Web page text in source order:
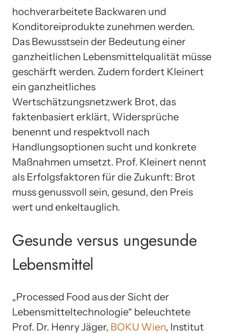
hochverarbeitete Backwaren und
Konditoreiprodukte zunehmen werden.
Das Bewusstsein der Bedeutung einer
ganzheitlichen Lebensmittelqualität müsse
geschärft werden. Zudem fordert Kleinert
ein ganzheitliches
Wertschätzungsnetzwerk Brot, das
faktenbasiert erklärt, Widersprüche
benennt und respektvoll nach
Handlungsoptionen sucht und konkrete
Maßnahmen umsetzt. Prof. Kleinert nennt
als Erfolgsfaktoren für die Zukunft: Brot
muss genussvoll sein, gesund, den Preis
wert und enkeltauglich.
Gesunde versus ungesunde
Lebensmittel
„Processed Food aus der Sicht der
Lebensmitteltechnologie“ beleuchtete
Prof. Dr. Henry Jäger, BOKU Wien, Institut